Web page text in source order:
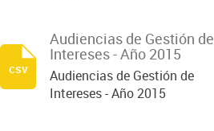
Audiencias de Gestión de
Intereses - Año 2015
Audiencias de Gestión de
Intereses - Año 2015
csv